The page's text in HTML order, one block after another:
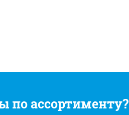
по ассортименту?